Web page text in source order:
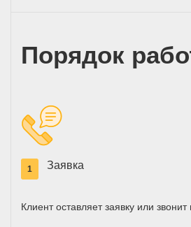
Порядок
1 Заявка
Клиент оставляет заявку или